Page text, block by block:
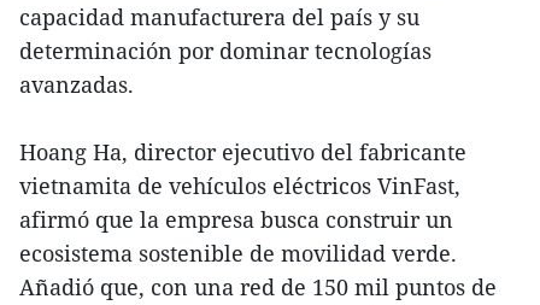
capacidad manufacturera del país y su
determinación por dominar tecnologías
avanzadas.
Hoang Ha, director ejecutivo del fabricante
vietnamita de vehículos eléctricos VinFast,
afirmó que la empresa busca construir un
ecosistema sostenible de movilidad verde.
Añadió que, con una red de 150 mil puntos de